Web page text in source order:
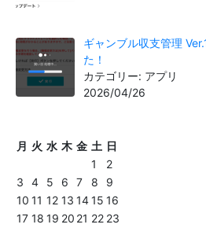
ギャンブル収支管理
た！
カテゴリー: アプリ
2026/04/26
月 火 水 木 金 土 日
1
2
3
4 5 6 7 8
9
10 11 12 13 1415 16
17 18 19 20 21 22 23